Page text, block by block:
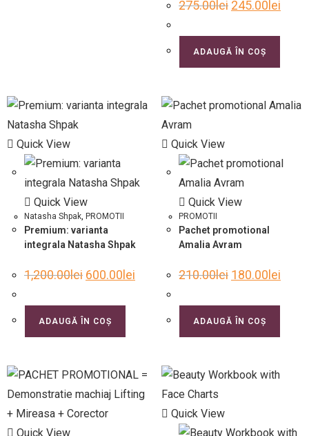
275.00lei 245.00 lei
ADAUGĂ ÎN COȘ
Quick View
Quick View
Natasha Shpak, PROMOTII
Premium: varianta
integrala Natasha Shpak
1,200.00lei 600.00 lei
ADAUGĂ ÎN COȘ
Quick View
Quick View
PROMOTII
Pachet promotional
Amalia Avram
210.00lei 180.00 lei
ADAUGĂ ÎN COȘ
Quick View
Quick View